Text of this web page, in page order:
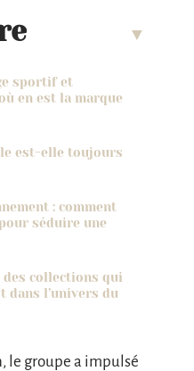
sportif et
en est la marque
est-elle toujours
: comment
séduire une
des collections qui
l’univers du
le groupe a impulsé